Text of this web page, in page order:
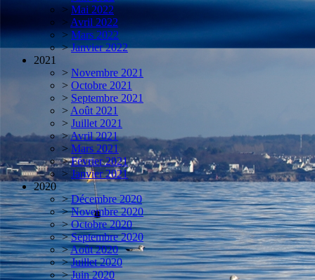
> Mai 2022
> Avril 2022
> Mars 2022
> Janvier 2022
2021
> Novembre 2021
> Octobre 2021
> Septembre 2021
> Août 2021
> Juillet 2021
>Avril 2021
> Mars 2021
> Février 2021
> Janvier 2021
2020
> Décembre 2020
> Novembre 2020
> Octobre 2020
> Septembre 2020
>Août 2020
> Juillet 2020
> Juin 2020